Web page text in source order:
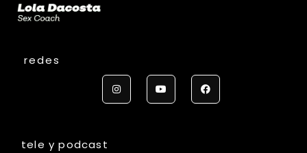
redes
tele y podcast